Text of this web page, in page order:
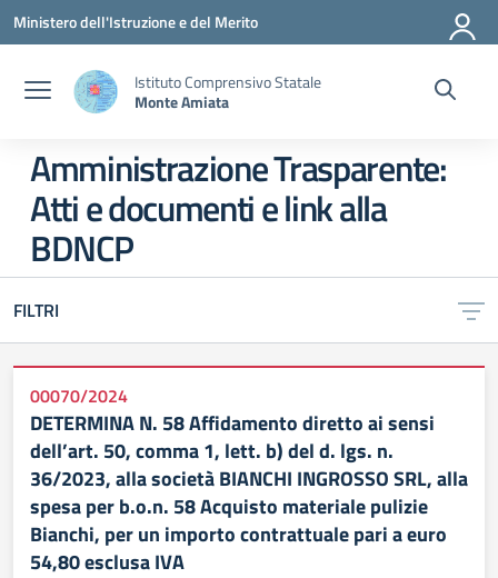
Vai ai contenuti
Vai al menu di navigazione
Vai al footer
Ministero dell'Istruzione e del Merito
Istituto Comprensivo Statale
Monte Amiata
Amministrazione Trasparente:
Atti e documenti e link alla
BDNCP
FILTRI
00070/2024
DETERMINA N. 58 Affidamento diretto ai sensi
dell’art. 50, comma 1, lett. b) del d. lgs. n.
36/2023, alla società BIANCHI INGROSSO SRL, alla
spesa per b.o.n. 58 Acquisto materiale pulizie
Bianchi, per un importo contrattuale pari a euro
54,80 esclusa IVA